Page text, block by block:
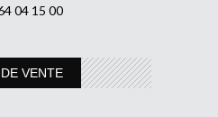
04 15 00
VENTE